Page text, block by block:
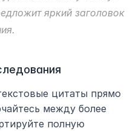
яркий заголовок
цитаты прямо
между более
полную